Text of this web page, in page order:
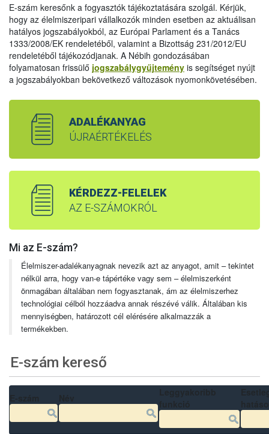
E-szám keresőnk a fogyasztók tájékoztatására szolgál. Kérjük,
hogy az élelmiszeripari vállalkozók minden esetben az aktuálisan
hatályos jogszabályokból, az Európai Parlament és a Tanács
1333/2008/EK rendeletéből, valamint a Bizottság 231/2012/EU
rendeletéből tájékozódjanak. A Nébih gondozásában
folyamatosan frissülő jogszabálygyűjtemény is segítséget nyújt
a jogszabályokban bekövetkező változások nyomonkövetésében.
ADALÉKANYAG
ÚJRAÉRTÉKELÉS
KÉRDEZZ-FELELEK
AZ E-SZÁMOKRÓL
Mi az E-szám?
Élelmiszer-adalékanyagnak nevezik azt az anyagot, amit – tekintet
nélkül arra, hogy van-e tápértéke vagy sem – élelmiszerként
önmagában általában nem fogyasztanak, ám az élelmiszerhez
technológiai célból hozzáadva annak részévé válik. Általában kis
mennyiségben, határozott cél elérésére alkalmazzák a
termékekben.
E-szám kereső